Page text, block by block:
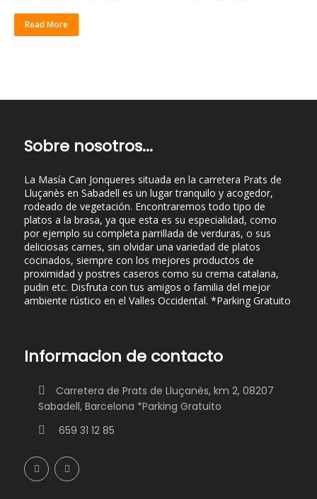
Read More
Sobre nosotros...
La Masía Can Jonqueres situada en la carretera Prats de
Lluçanès en Sabadell es un lugar tranquilo y acogedor,
rodeado de vegetación. Encontraremos todo tipo de
platos a la brasa, ya que esta es su especialidad, como
por ejemplo su completa parrillada de verduras, o sus
deliciosas carnes, sin olvidar una variedad de platos
cocinados, siempre con los mejores productos de
proximidad y postres caseros como su crema catalana,
pudin etc. Disfruta con tus amigos o familia del mejor
ambiente rústico en el Valles Occidental. *Parking Gratuito
Informacion de contacto
Carretera de Prats de Lluçanès, km 2, 08207
Sabadell, Barcelona *Parking Gratuito
659 31 12 85